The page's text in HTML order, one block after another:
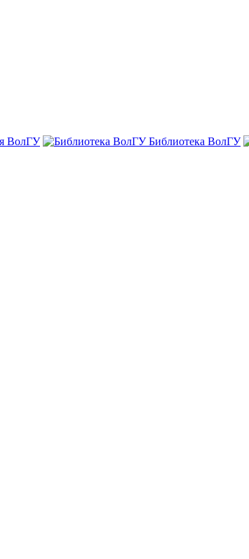
ВолГУ Библиотека ВолГУ